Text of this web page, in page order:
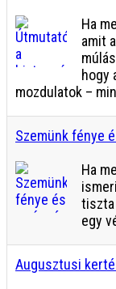
Ha
amit
hogy
mozdulatok –
Szemünk fénye
Ha
tiszta
egy
Augusztusi